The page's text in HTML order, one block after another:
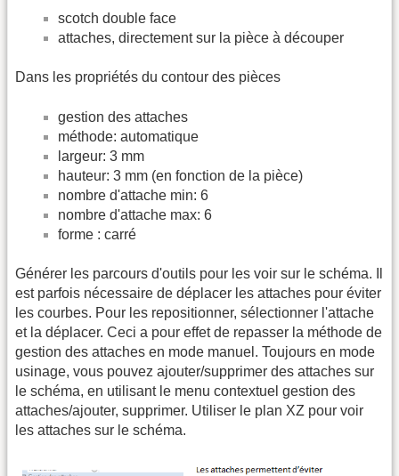
scotch double face
attaches, directement sur la pièce à découper
Dans les propriétés du contour des pièces
gestion des attaches
méthode: automatique
largeur: 3 mm
hauteur: 3 mm (en fonction de la pièce)
nombre d'attache min: 6
nombre d'attache max: 6
forme : carré
Générer les parcours d'outils pour les voir sur le schéma. Il
est parfois nécessaire de déplacer les attaches pour éviter
les courbes. Pour les repositionner, sélectionner l'attache
et la déplacer. Ceci a pour effet de repasser la méthode de
gestion des attaches en mode manuel. Toujours en mode
usinage, vous pouvez ajouter/supprimer des attaches sur
le schéma, en utilisant le menu contextuel gestion des
attaches/ajouter, supprimer. Utiliser le plan XZ pour voir
les attaches sur le schéma.